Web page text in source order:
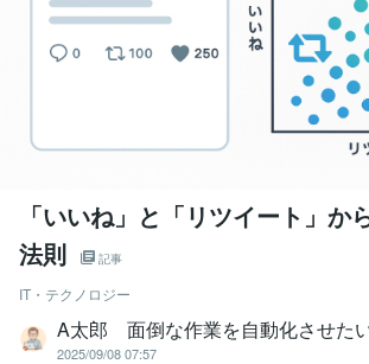
「いいね」と「リツイート」か
法則
記事
IT・テクノロジー
A太郎 面倒な作業を自動化させた
2025/09/08 07:57